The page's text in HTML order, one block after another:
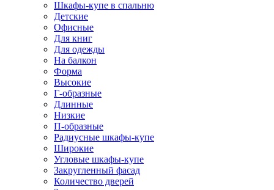
Шкафы-купе в спальню
Детские
Офисные
Для книг
Для одежды
На балкон
Форма
Высокие
Г-образные
Длинные
Низкие
П-образные
Радиусные шкафы-купе
Широкие
Угловые шкафы-купе
Закругленный фасад
Количество дверей